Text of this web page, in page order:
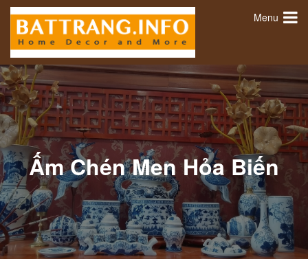
Menu
Ấm Chén Men Hỏa Biến